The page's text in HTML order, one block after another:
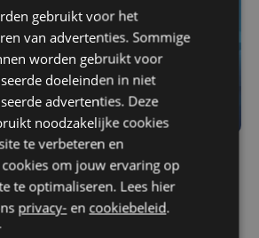
| 21:30
van vechtpartij, is na
overleden
gebruikt voor het
van advertenties. Sommige
worden gebruikt voor
doeleinden in niet
advertenties. Deze
noodzakelijke cookies
te verbeteren en
om jouw ervaring op
te optimaliseren. Lees hier
privacy- en cookiebeleid.